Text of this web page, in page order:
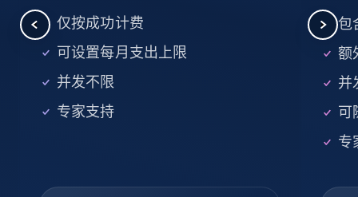
15.6K+ 1.6K+
Linkedin job listings information
仅按成功计费
可设置每月支出上限
并发不限
专家支持
包
额
并
可
专